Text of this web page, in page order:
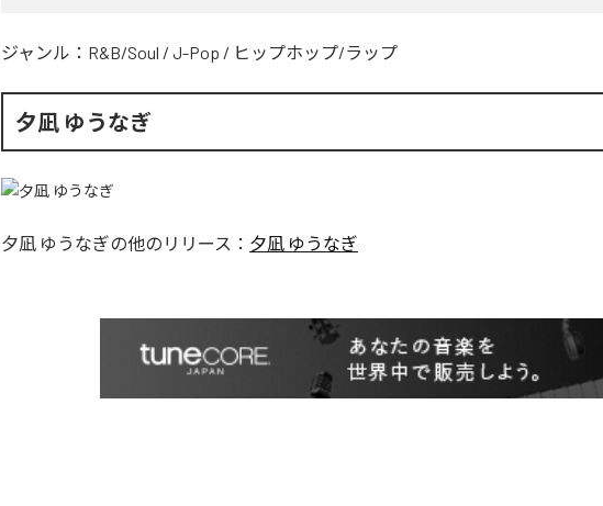
ジャンル： R&B/Soul / J-Pop / ヒップホップ/ラップ
夕凪 ゆうなぎ
夕凪 ゆうなぎの他のリリース： 夕凪 ゆうなぎ